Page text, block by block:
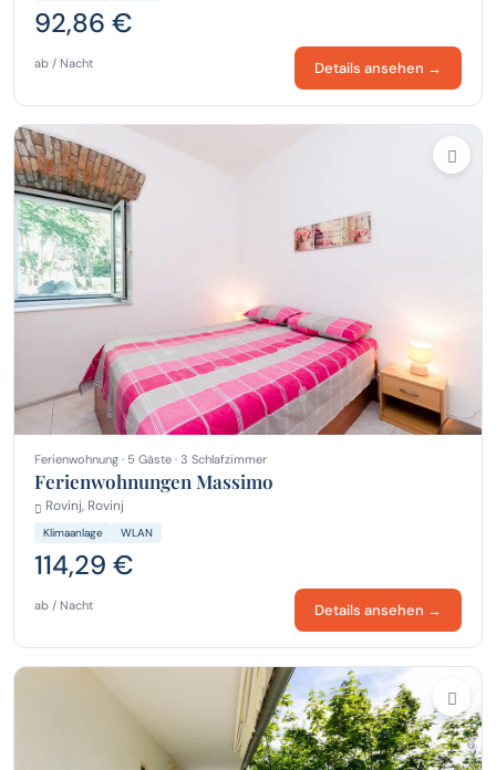
92,86 €
ab / Nacht Details ansehen →
Ferienwohnung · 5 Gäste · 3 Schlafzimmer
Ferienwohnungen Massimo
Rovinj, Rovinj
Klimaanlage WLAN
114,29 €
ab / Nacht Details ansehen →